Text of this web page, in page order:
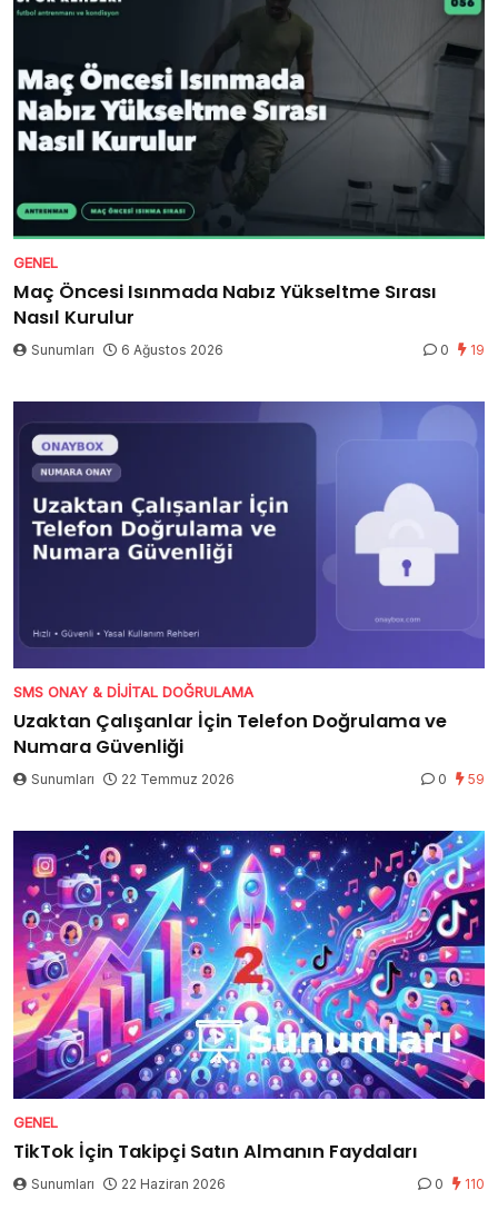
GENEL
Maç Öncesi Isınmada Nabız Yükseltme Sırası
Nasıl Kurulur
Sunumları 6 Ağustos 2026 0 19
SMS ONAY & DIJITAL DOĞRULAMA
Uzaktan Çalışanlar İçin Telefon Doğrulama ve
Numara Güvenliği
Sunumları 22 Temmuz 2026 0 59
GENEL
TikTok İçin Takipçi Satın Almanın Faydaları
Sunumları 22 Haziran 2026 0 110